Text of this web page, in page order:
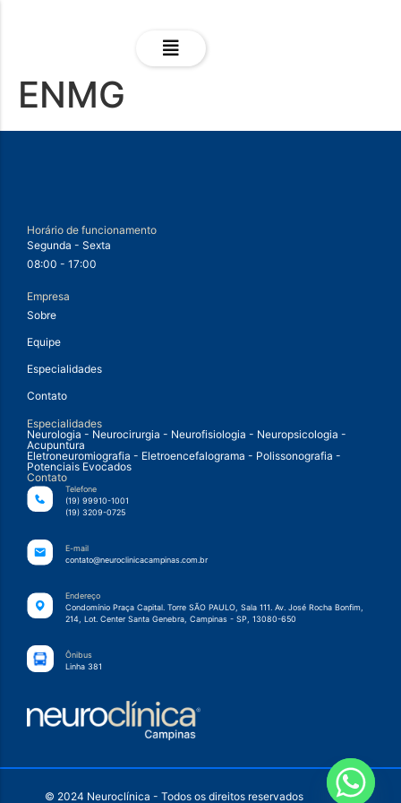
ENMG
Horário de funcionamento
Segunda - Sexta
08:00 - 17:00
Empresa
Sobre
Equipe
Especialidades
Contato
Especialidades
Neurologia - Neurocirurgia - Neurofisiologia - Neuropsicologia -
Acupuntura
Eletroneuromiografia - Eletroencefalograma - Polissonografia -
Potenciais Evocados
Contato
Telefone
(19) 99910-1001
(19) 3209-0725
E-mail
contato@neuroclinicacampinas.com.br
Endereço
Condomínio Praça Capital. Torre SÃO PAULO, Sala 111. Av. José Rocha Bonfim,
214, Lot. Center Santa Genebra, Campinas - SP, 13080-650
Ônibus
Linha 381
© 2024 Neuroclínica - Todos os direitos reservados